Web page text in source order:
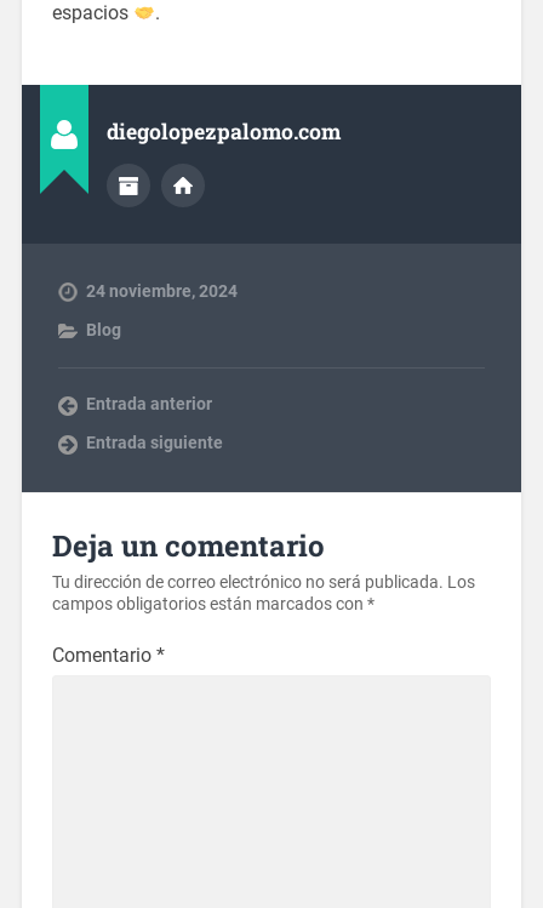
espacios
.
diegolopezpalomo.com
24 noviembre, 2024
Blog
Entrada anterior
Entrada siguiente
Deja un comentario
Tu dirección de correo electrónico no será publicada. Los
campos obligatorios están marcados con *
Comentario *